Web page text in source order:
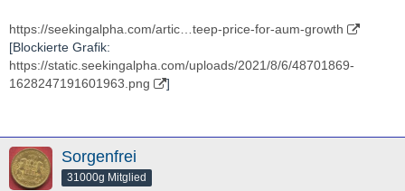
https://seekingalpha.com/artic…teep-price-for-aum-growth
[Blockierte Grafik:
https://static.seekingalpha.com/uploads/2021/8/6/48701869-
1628247191601963.png
]
Sorgenfrei
31000g Mitglied